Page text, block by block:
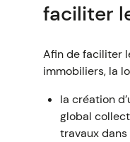
faciliter
Afin de faciliter
immobiliers, la
la création
global
travaux